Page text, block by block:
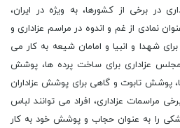
در برخی از کشورها، به ویژه در ایران،
نمادی از غم و اندوه در مراسم عزاداری و
شهدا و انبیا و امامان شیعه به کار می
عزاداری برای ساخت پرده ها، پوشش
پوشش تابوت و گاهی برای پوشش عزاداران
مراسمات عزاداری، افراد می توانند لباس
را به عنوان حجاب و پوشش خود به کار